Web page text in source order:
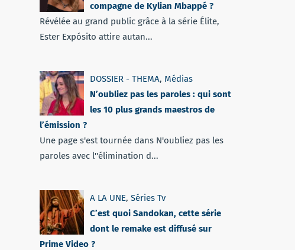
compagne de Kylian Mbappé ?
Révélée au grand public grâce à la série Élite,
Ester Expósito attire autan...
DOSSIER - THEMA, Médias
N’oubliez pas les paroles : qui sont
les 10 plus grands maestros de
l’émission ?
Une page s'est tournée dans N'oubliez pas les
paroles avec l''élimination d...
A LA UNE, Séries Tv
C’est quoi Sandokan, cette série
dont le remake est diffusé sur
Prime Video ?